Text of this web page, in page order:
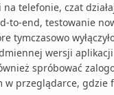
telefonie, czat
to-end, testowanie
tymczasowo
wersji
spróbować
w przeglądarce, gdzie